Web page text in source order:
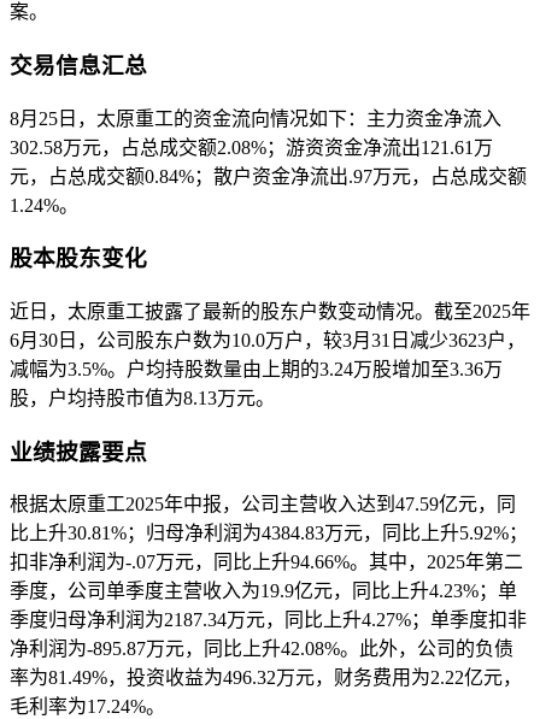
案。
交易信息汇总
8月25日，太原重工的资金流向情况如下：主力资金净流入
302.58万元，占总成交额2.08%；游资资金净流出121.61万
元，占总成交额0.84%；散户资金净流出.97万元，占总成交额
1.24%。
股本股东变化
近日，太原重工披露了最新的股东户数变动情况。截至2025年
6月30日，公司股东户数为10.0万户，较3月31日减少3623户，
减幅为3.5%。户均持股数量由上期的3.24万股增加至3.36万
股，户均持股市值为8.13万元。
业绩披露要点
根据太原重工2025年中报，公司主营收入达到47.59亿元，同
比上升30.81%；归母净利润为4384.83万元，同比上升5.92%；
扣非净利润为-.07万元，同比上升94.66%。其中，2025年第二
季度，公司单季度主营收入为19.9亿元，同比上升4.23%；单
季度归母净利润为2187.34万元，同比上升4.27%；单季度扣非
净利润为-895.87万元，同比上升42.08%。此外，公司的负债
率为81.49%，投资收益为496.32万元，财务费用为2.22亿元，
毛利率为17.24%。